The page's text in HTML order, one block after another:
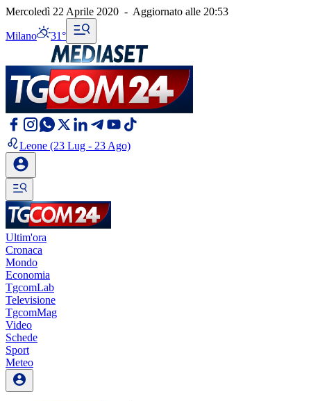
Mercoledì 22 Aprile 2020 - Aggiornato alle 20:53
Milano 31°
Leone (23 Lug - 23 Ago)
Ultim'ora
Cronaca
Mondo
Economia
TgcomLab
Televisione
TgcomMag
Video
Schede
Sport
Meteo